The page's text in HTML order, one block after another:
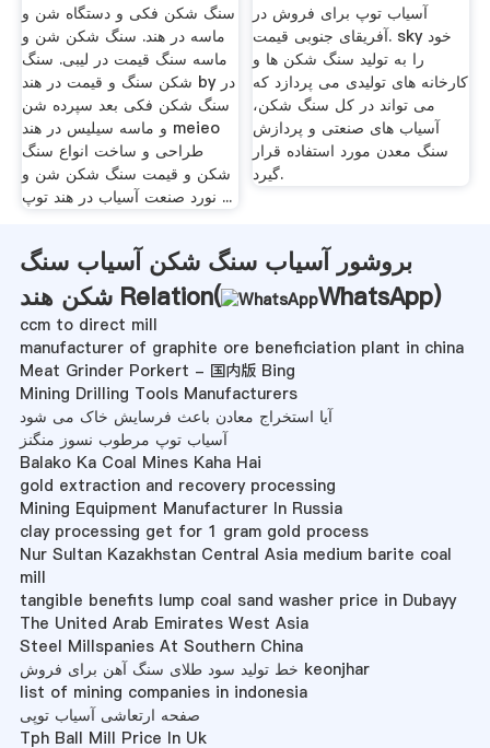
سنگ شکن فکی و دستگاه شن و
ماسه در هند. سنگ شکن شن و
ماسه سنگ قیمت در لیبی. سنگ
شکن سنگ و قیمت در هند by در
سنگ شکن فکی بعد سپرده شن
و ماسه سیلیس در هند meieo
طراحی و ساخت انواع سنگ
شکن و قیمت سنگ شکن شن و
نورد صنعت آسیاب در هند توپ ...
آسیاب توپ برای فروش در
آفریقای جنوبی قیمت. sky خود
را به تولید سنگ شکن ها و
کارخانه های تولیدی می پردازد که
می تواند در کل سنگ شکن،
آسیاب های صنعتی و پردازش
سنگ معدن مورد استفاده قرار
گیرد.
بروشور آسیاب سنگ شکن آسیاب سنگ
شکن هند Relation(
WhatsApp)
ccm to direct mill
manufacturer of graphite ore beneficiation plant in china
Meat Grinder Porkert - 国内版 Bing
Mining Drilling Tools Manufacturers
آیا استخراج معادن باعث فرسایش خاک می شود
آسیاب توپ مرطوب نسوز منگنز
Balako Ka Coal Mines Kaha Hai
gold extraction and recovery processing
Mining Equipment Manufacturer In Russia
clay processing get for 1 gram gold process
Nur Sultan Kazakhstan Central Asia medium barite coal
mill
tangible benefits lump coal sand washer price in Dubayy
The United Arab Emirates West Asia
Steel Millspanies At Southern China
خط تولید سود طلای سنگ آهن برای فروش keonjhar
list of mining companies in indonesia
صفحه ارتعاشی آسیاب توپی
Tph Ball Mill Price In Uk